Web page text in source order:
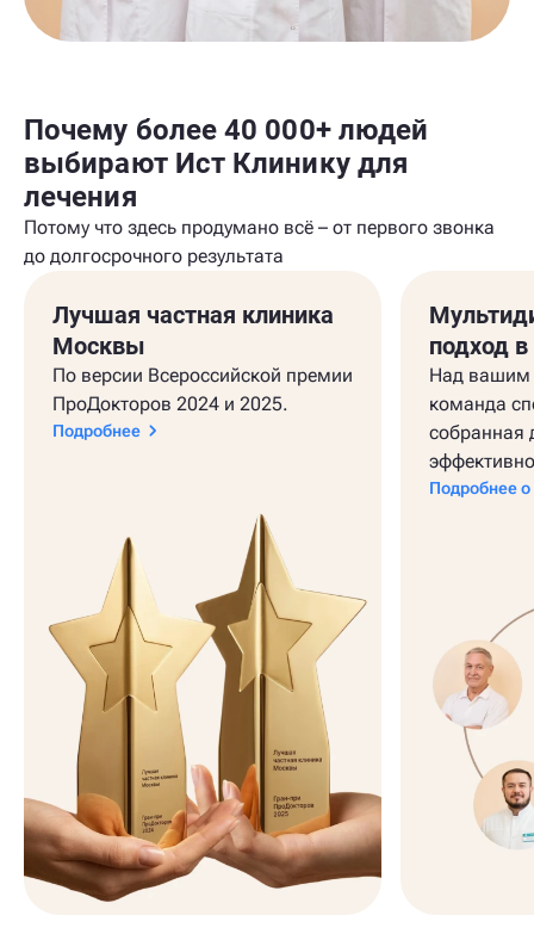
Почему более 40 000+ людей
выбирают Ист Клинику для
лечения
Потому что здесь продумано всё – от первого звонка
до долгосрочного результата
Лучшая частная клиника
Москвы
По версии Всероссийской премии
ПроДокторов 2024 и 2025.
Подробнее
подход
Над вашим
команда
собранная
Подробнее о